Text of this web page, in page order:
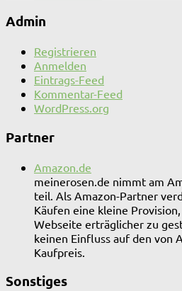
Admin
Registrieren
Anmelden
Eintrags-Feed
Kommentar-Feed
WordPress.org
Partner
Amazon.de
meinerosen.de nimmt am
teil. Als Amazon-Partner
Käufen eine kleine
Webseite erträglicher zu
keinen Einfluss auf den von
Kaufpreis.
Sonstiges